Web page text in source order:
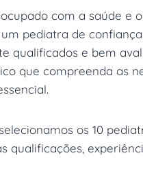
com a saúde e
pediatra de
qualificados e bem
que compreenda as
os 10
qualificações,